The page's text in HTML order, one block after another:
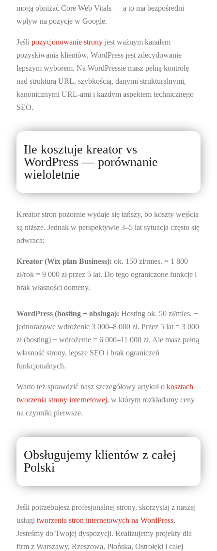
mogą obniżać Core Web Vitals — a to ma bezpośredni
wpływ na pozycje w Google.
Jeśli pozycjonowanie stronyjest ważnym kanałem
pozyskiwania klientów, WordPress jest zdecydowanie
lepszym wyborem. Na WordPressie masz pełną kontrolę
nad strukturą URL, szybkością, danymi strukturalnymi,
kanonicznymi URL-ami i każdym aspektem technicznego
SEO.
Ile kosztuje kreator vs
WordPress — porównanie
wieloletnie
Kreator stron pozornie wydaje się tańszy, bo koszty wejścia
są niższe. Jednak w perspektywie 3–5 lat sytuacja często się
odwraca:
Kreator (Wix plan Business): ok. 150 zł/mies. = 1 800
zł/rok = 9 000 zł przez 5 lat. Do tego ograniczone funkcje i
brak własności domeny.
WordPress (hosting + obsługa): Hosting ok. 50 zł/mies. +
jednorazowe wdrożenie 3 000–8 000 zł. Przez 5 lat = 3 000
zł (hosting) + wdrożenie = 6 000–11 000 zł. Ale masz pełną
własność strony, lepsze SEO i brak ograniczeń
funkcjonalnych.
Warto też sprawdzić nasz szczegółowy artykuł o kosztach
tworzenia strony internetowej, w którym rozkładamy ceny
na czynniki pierwsze.
Obsługujemy klientów z całej
Polski
Jeśli potrzebujesz profesjonalnej strony, skorzystaj z naszej
usługi tworzenia stron internetowych na WordPress.
Jesteśmy do Twojej dyspozycji. Realizujemy projekty dla
firm z Warszawy, Rzeszowa, Płońska, Ostrołęki i całej